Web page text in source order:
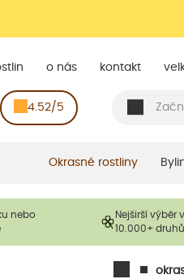
o nás kontakt
4.52/5
Okrasné rostliny
nebo
Nejširší výběr
10.000+